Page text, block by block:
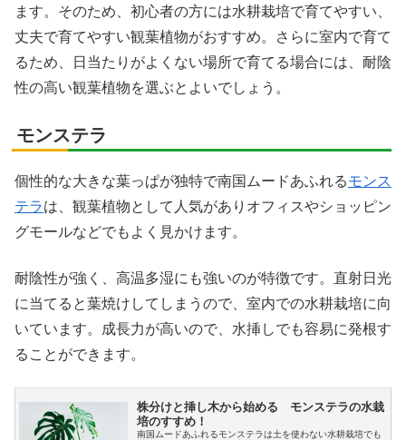
ます。そのため、初心者の方には水耕栽培で育てやすい、
丈夫で育てやすい観葉植物がおすすめ。さらに室内で育て
るため、日当たりがよくない場所で育てる場合には、耐陰
性の高い観葉植物を選ぶとよいでしょう。
モンステラ
個性的な大きな葉っぱが独特で南国ムードあふれるモンス
テラは、観葉植物として人気がありオフィスやショッピン
グモールなどでもよく見かけます。
耐陰性が強く、高温多湿にも強いのが特徴です。直射日光
に当てると葉焼けしてしまうので、室内での水耕栽培に向
いています。成長力が高いので、水挿しでも容易に発根す
ることができます。
株分けと挿し木から始める モンステラの水栽
培のすすめ！
南国ムードあふれるモンステラは土を使わない水耕栽培でも